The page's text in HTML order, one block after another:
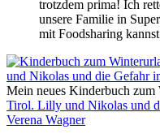
trotzdem prima! Ich
unsere Familie in
mit Foodsharing
Mein neues Kinderbuch
Tirol. Lilly und Nikolas und
Verena Wagner